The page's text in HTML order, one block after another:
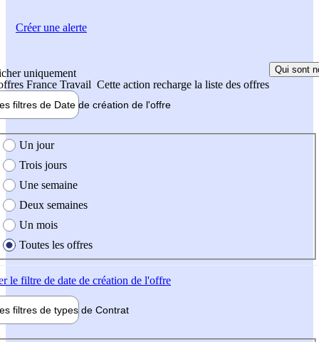
uniquement
France Travail Cette action recharge la liste des offres
Qui sont
filtres de Date de création de l'offre
création de l'offre
Un jour
Trois jours
Une semaine
Deux semaines
Un mois
Toutes les offres
le filtre de date de création de l'offre
filtres de types de Contrat
Créer une alerte